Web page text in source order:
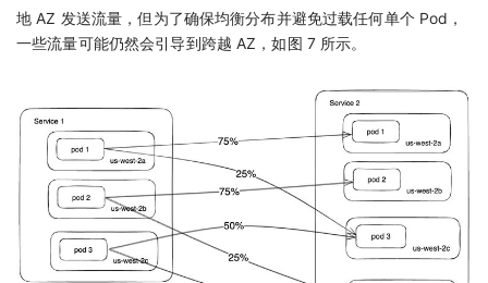
地 AZ 发送流量，但为了确保均衡分布并避免过载任何单个 Pod，
一些流量可能仍然会引导到跨越 AZ，如图 7 所示。